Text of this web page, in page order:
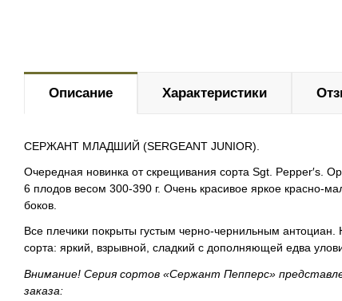
Описание
СЕРЖАНТ МЛАДШИЙ (SERGEANT JUNIOR).
Очередная новинка от скрещивания сорта Sgt. Pepper′s.
6 плодов весом 300-390 г. Очень красивое яркое красно-
боков.
Все плечики покрыты густым черно-чернильным антоциан.
сорта: яркий, взрывной, сладкий с дополняющей едва
Внимание! Серия сортов «Сержант Пепперс»
заказа:
Характеристики